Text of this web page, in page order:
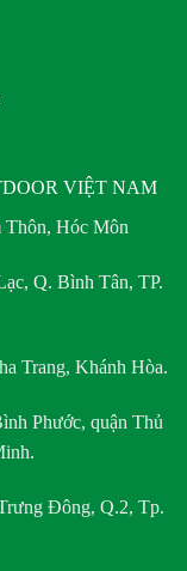
VIỆT NAM
Thôn, Hóc Môn
Q. Bình Tân, TP.
Trang, Khánh Hòa.
Phước, quận Thủ
Đông, Q.2, Tp.